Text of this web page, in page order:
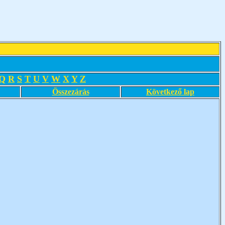
R S T U V W X Y Z
Összezárás Következő lap